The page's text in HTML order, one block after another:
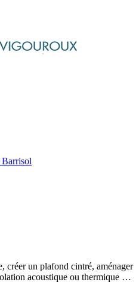
Barrisol
créer un plafond cintré, aménager
acoustique ou thermique …